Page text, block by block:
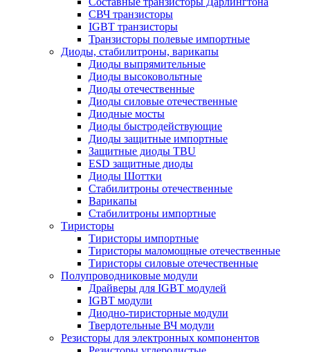
СВЧ транзисторы
IGBT транзисторы
Транзисторы полевые импортные
Диоды, стабилитроны, варикапы
Диоды выпрямительные
Диоды высоковольтные
Диоды отечественные
Диоды силовые отечественные
Диодные мосты
Диоды быстродействующие
Диоды защитные импортные
Защитные диоды TBU
ESD защитные диоды
Диоды Шоттки
Стабилитроны отечественные
Варикапы
Стабилитроны импортные
Тиристоры
Тиристоры импортные
Тиристоры маломощные отечественные
Тиристоры силовые отечественные
Полупроводниковые модули
Драйверы для IGBT модулей
IGBT модули
Диодно-тиристорные модули
Твердотельные ВЧ модули
Резисторы для электронных компонентов